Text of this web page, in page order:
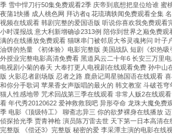
季 雪中悍刀行50集免费观看2季 庆帝到底想把皇位给谁 蜜
夜蒲1快播 成人桃色网 拜访者q 花琉璃轶闻免费观看全集
视频在线观看 韩剧完整的爱国语版 听说你喜欢我免费观看
小时谍报战 意大利新增确诊2313例 陪你到世界之巅免费
满的在线播放免费观看 猫咪串门被邻居大爷灵魂拷问 叶子
油饼的热量 《初体验》电影完整版 美国战队 短剧《炽热
外授业完整电影高清免费看 黑道风云二十年6 长安三万里
电视剧小菊的春天 大奉打更人电视剧在线观看免费 孙中山
版 火影忍者剧场版 忍者之路 鹿鼎记周星驰国语在线观看
和你分手歌词 苹果香女声版唱的最火的 韩文教室 斗破苍穹
猫人性感地带 咒术回战第三季在线观看 非常人贩2在线观
看 年代秀20120622 爱神救救我吧 异形夺命 龙珠大魔免费
季 电影《顶级特工》 聊斋志异三 你的欲梦裸身在线播放
侦探拾光季 贾青神枪 演员陈万雷去世 天下第一日本高清
完整版 《偿还3》完整版 秘密的爱 李采潭主演的电影在线